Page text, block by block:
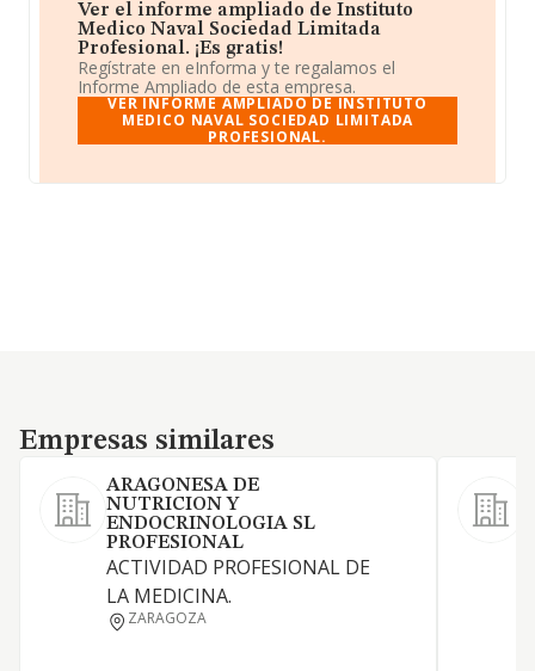
Ver el informe ampliado de Instituto
Medico Naval Sociedad Limitada
Profesional. ¡Es gratis!
Regístrate en eInforma y te regalamos el
Informe Ampliado de esta empresa.
VER INFORME AMPLIADO DE INSTITUTO
MEDICO NAVAL SOCIEDAD LIMITADA
PROFESIONAL.
Empresas similares
Empresas similares
ARAGONESA DE
NUTRICION Y
ENDOCRINOLOGIA SL
PROFESIONAL
ACTIVIDAD PROFESIONAL DE
LA MEDICINA.
ZARAGOZA